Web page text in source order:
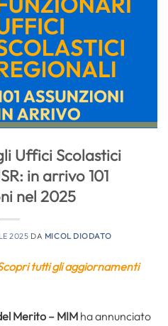
Uffici Scolastici
in arrivo 101
nel 2025
2025 DA MICOL DIODATO
tutti gli aggiornamenti
Merito – MIM ha annunciato